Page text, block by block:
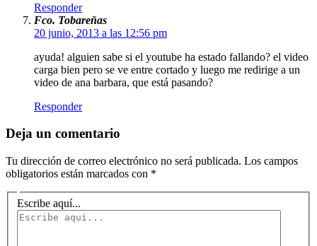
Responder
Fco. Tobareñas
20 junio, 2013 a las 12:56 pm
ayuda! alguien sabe si el youtube ha estado fallando? el video
carga bien pero se ve entre cortado y luego me redirige a un
video de ana barbara, que está pasando?
Responder
Deja un comentario
Tu dirección de correo electrónico no será publicada. Los campos
obligatorios están marcados con *
Escribe aquí...